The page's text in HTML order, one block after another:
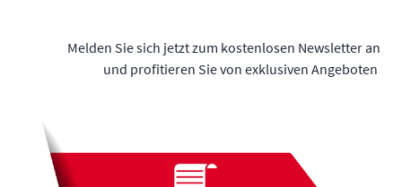
Melden Sie sich jetzt zum kostenlosen Newsletter an
und profitieren Sie von exklusiven Angeboten